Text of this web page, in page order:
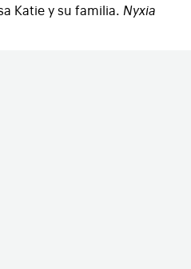
Katie y su familia. Nyxia